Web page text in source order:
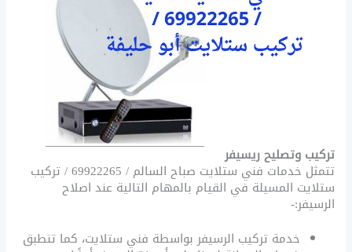
تركيب وتصليح ريسيفر
تتمثل خدمات فني ستلايت صباح السالم / 69922265 / تركيب
ستلايت المسيلة في القيام بالمهام التالية عند اصلاح
الرسيفر:-
خدمة تركيب الرسيفر بواسطة فني ستلايت، كما تنطبق